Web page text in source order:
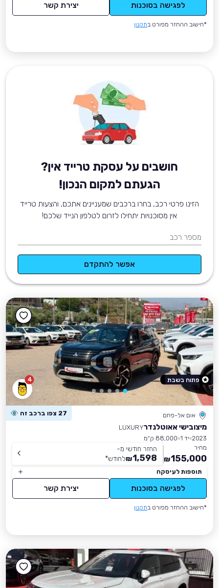
לפגישה בסוכנות יצירת קשר
*חישוב ההחזר מפורט בתקנון
חושבים על עסקת טרייד אין?
הגעתם למקום הנכון!
הזינו פרטי רכב, בחרו ברכבים שמעניינים אתכם, והצעות טרייד
אין מסוכנויות יתחילו לזרום לטלפון הנייד שלכם!
מספר רכב
אפשר להתקדם
4
אום אל-פחם 27 צפו ברכב זה
מיצובישי אאוטלנדרLUXURY
2023 יד 1
88,000 ק״מ
מחיר
155,000
₪
החזר חודשי מ-
1,598
₪לחודש*
תוספות לעיסקה
לפגישה בסוכנות יצירת קשר
*חישוב ההחזר מפורט בתקנון
פתוח בשבת